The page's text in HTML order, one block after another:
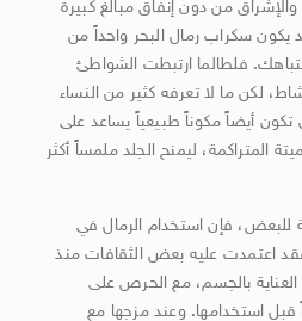
من دون إنفاق مبالغ كبيرة
سكراب رمال البحر واحداً من
فلطالما ارتبطت الشواطئ
لكن ما لا تعرفه كثير من النساء
تكون أيضاً مكوناً طبيعياً يساعد على
المتراكمة، ليمنح الجلد ملمساً أكثر
للبعض، فإن استخدام الرمال في
فقد اعتمدت عليه بعض الثقافات منذ
بالجسم، مع الحرص على
قبل استخدامها. وعند مزجها مع